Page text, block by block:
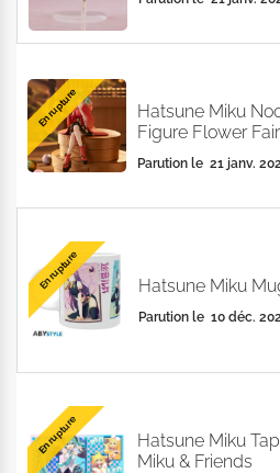
Hatsune Miku
Figure Flower
Parution le 21 janv.
En rupture
Hatsune Miku
Parution le 10 déc.
En rupture
Hatsune Miku
Miku & Friends
En rupture